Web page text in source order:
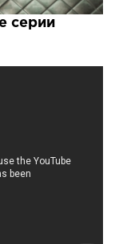
серии